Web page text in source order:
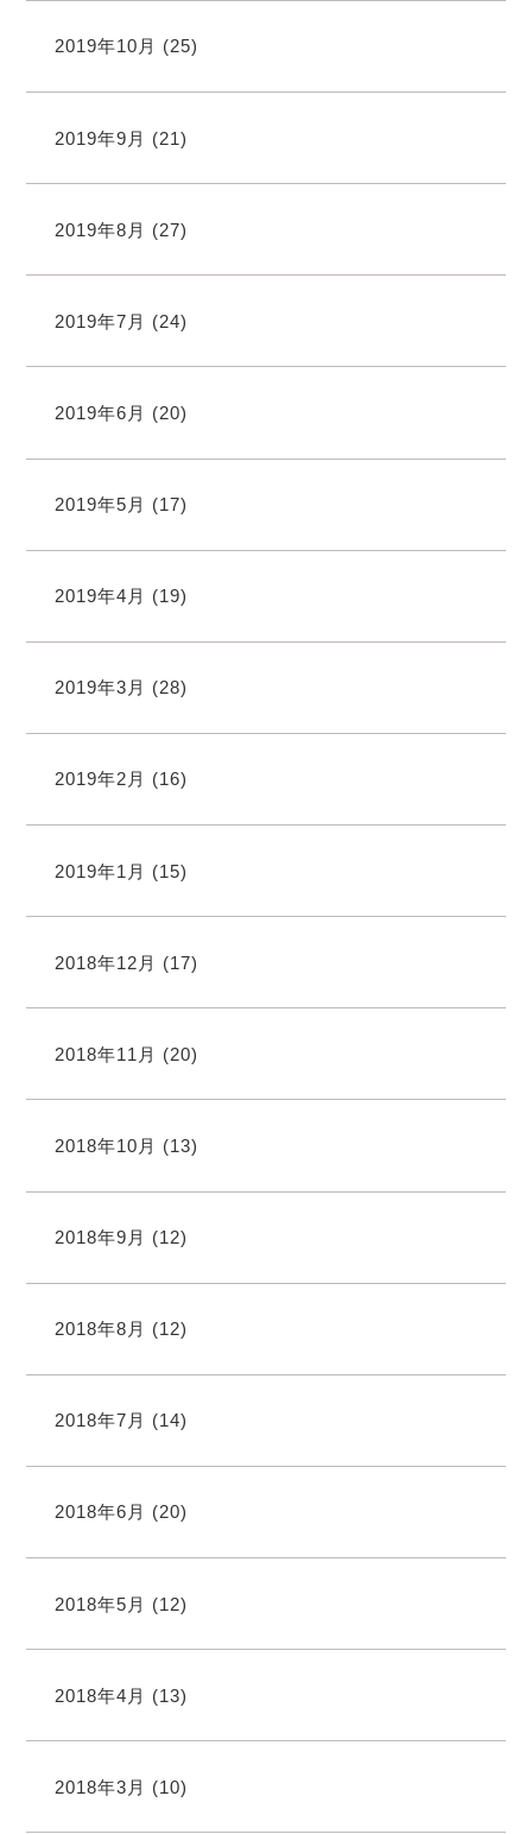
2019年10月 (25)
2019年9月 (21)
2019年8月 (27)
2019年7月 (24)
2019年6月 (20)
2019年5月 (17)
2019年4月 (19)
2019年3月 (28)
2019年2月 (16)
2019年1月 (15)
2018年12月 (17)
2018年11月 (20)
2018年10月 (13)
2018年9月 (12)
2018年8月 (12)
2018年7月 (14)
2018年6月 (20)
2018年5月 (12)
2018年4月 (13)
2018年3月 (10)